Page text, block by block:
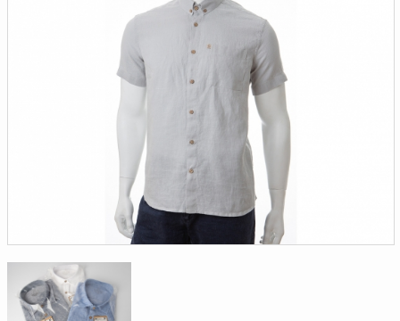
Условия работы
Оплата и доставка
Как оформить заказ
Документы по работе с
персональными данными
Письмо руководителю
Вопросы и ответы
Новости | Статьи